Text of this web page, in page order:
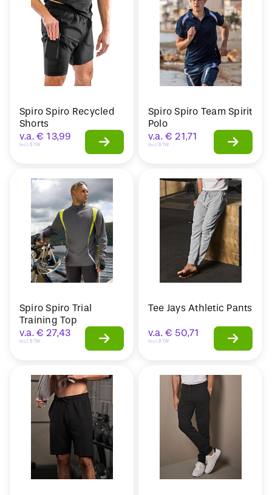
Spiro Spiro Recycled
Shorts
v.a. € 13,99
Incl. BTW
Spiro Spiro Team Spirit
Polo
v.a. € 21,71
Incl. BTW
Spiro Spiro Trial
Training Top
v.a. € 27,43
Incl. BTW
Tee Jays Athletic Pants
v.a. € 50,71
Incl. BTW